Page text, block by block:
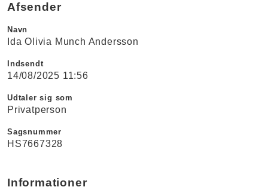
Afsender
Navn
Ida Olivia Munch Andersson
Indsendt
14/08/2025 11:56
Udtaler sig som
Privatperson
Sagsnummer
HS7667328
Informationer